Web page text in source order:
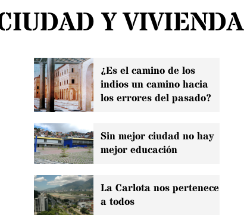
Y VIVIENDA
¿Es el camino de los
indios un camino hacia
los errores del pasado?
Sin mejor ciudad no hay
mejor educación
La Carlota nos pertenece
a todos